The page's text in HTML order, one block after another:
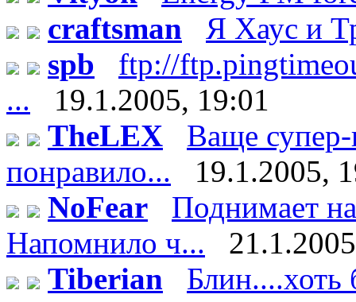
craftsman
Я Хаус и
spb
ftp://
...
19.1.2005, 19:01
TheLEX
Ваще
понравило...
19.1.2005,
NoFear
Поднимает
Напомнило ч...
Tiberian
Блин....хоть